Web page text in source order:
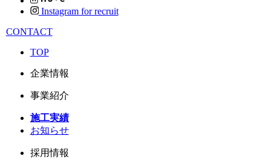
Instagram for recruit
CONTACT
TOP
企業情報
事業紹介
施工実績
お知らせ
採用情報